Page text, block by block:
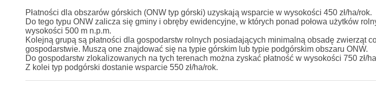
Płatności dla obszarów górskich (ONW typ górski) uzyskają wsparcie w wysokości 450 zł/ha/rok.
Do tego typu ONW zalicza się gminy i obręby ewidencyjne, w których ponad połowa użytków
wysokości 500 m n.p.m.
Kolejną grupą są płatności dla gospodarstw rolnych posiadających minimalną obsadę zwierząt
gospodarstwie. Muszą one znajdować się na typie górskim lub typie podgórskim obszaru ONW.
Do gospodarstw zlokalizowanych na tych terenach można zyskać płatność w wysokości 750 zł/
Z kolei typ podgórski dostanie wsparcie 550 zł/ha/rok.